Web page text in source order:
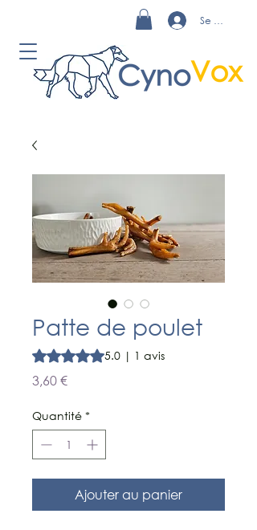
Se connecter
Patte de poulet
La note est de 5.0 sur cinq étoiles selon
5.0 | 1 avis
3,60 €Prix
Quantité *
Ajouter au panier